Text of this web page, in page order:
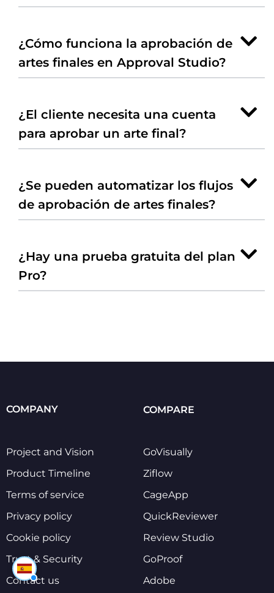
¿Cómo funciona la aprobación de
artes finales en Approval Studio?
¿El cliente necesita una cuenta
para aprobar un arte final?
¿Se pueden automatizar los flujos
de aprobación de artes finales?
¿Hay una prueba gratuita del plan
Pro?
COMPANY
Project and Vision
Product Timeline
Terms of service
Privacy policy
Cookie policy
Trust & Security
Contact us
COMPARE
GoVisually
Ziflow
CageApp
QuickReviewer
Review Studio
GoProof
Adobe